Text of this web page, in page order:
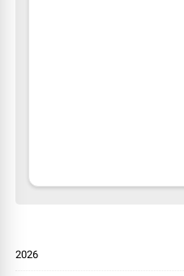
2026